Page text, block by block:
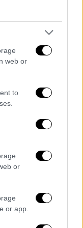
web or
to
or
or app.
η Τρουθ
το πρόβλημα
φύλου και
πρώτη φορά
ΗΠΑ –
το
δικαιώματα,
της να ζει σε
τα
μια φυτεία,
ενός
Στα 30
της